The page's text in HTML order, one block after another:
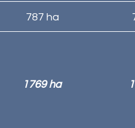
787 ha
1769 ha